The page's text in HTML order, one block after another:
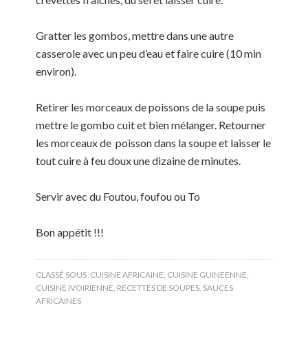
Gratter les gombos, mettre dans une autre
casserole avec un peu d’eau et faire cuire (10 min
environ).
Retirer les morceaux de poissons de la soupe puis
mettre le gombo cuit et bien mélanger. Retourner
les morceaux de poisson dans la soupe et laisser le
tout cuire à feu doux une dizaine de minutes.
Servir avec du Foutou, foufou ou To
Bon appétit !!!
CLASSÉ SOUS :CUISINE AFRICAINE, CUISINE GUINEENNE,
CUISINE IVOIRIENNE, RECETTES DE SOUPES, SAUCES
AFRICAINES